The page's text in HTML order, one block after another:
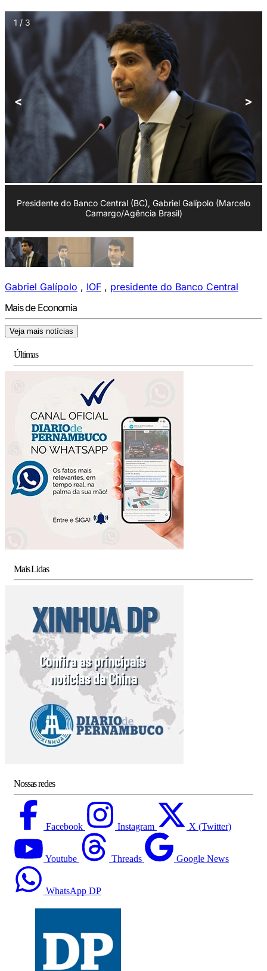
1 / 3
< >
Presidente do Banco Central (BC), Gabriel Galípolo (Marcelo
Camargo/Agência Brasil)
Gabriel Galípolo , IOF , presidente do Banco Central
Mais de Economia
Veja mais notícias
Últimas
Mais Lidas
Nossas redes
Facebook Instagram X (Twitter)
Youtube Threads Google News
WhatsApp DP